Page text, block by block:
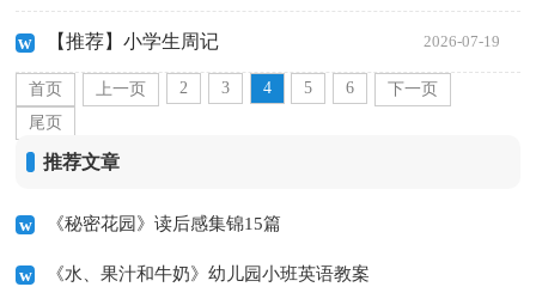
【推荐】小学生周记 2026-07-19
首页 上一页 2 3 4 5 6
下一页
尾页
推荐文章
《秘密花园》读后感集锦15篇
《水、果汁和牛奶》幼儿园小班英语教案